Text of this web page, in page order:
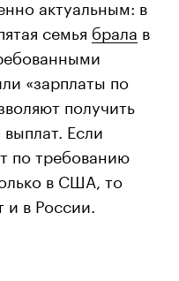
актуальным: в
семья брала в
«зарплаты по
получить
Если
по требованию
в США, то
в России.